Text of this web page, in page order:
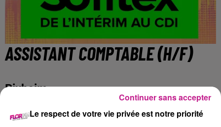
ASSISTANT COMPTABLE (H/F)
Rixheim
Nous recherchons pour notre client sur Rixheim, un Assistant
Le respect de votre vie privée est notre priorité
Continuer sans accepter